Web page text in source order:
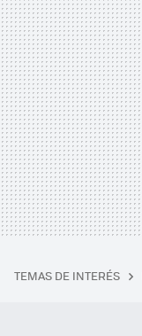
TEMAS DE INTERÉS